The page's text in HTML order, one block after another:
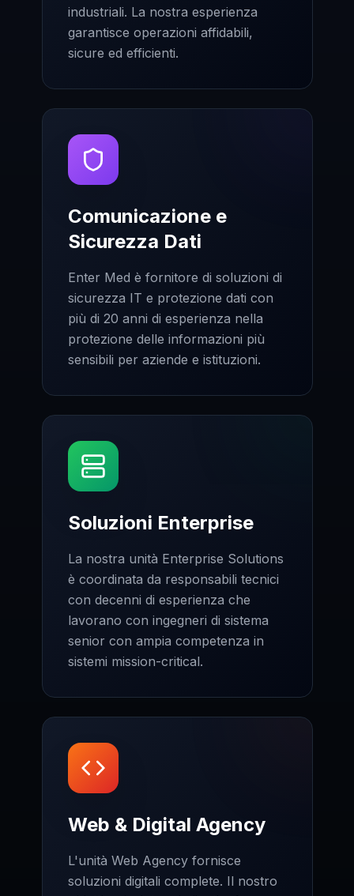
industriali. La nostra esperienza
garantisce operazioni affidabili,
sicure ed efficienti.
Comunicazione e
Sicurezza Dati
Enter Med è fornitore di soluzioni di
sicurezza IT e protezione dati con
più di 20 anni di esperienza nella
protezione delle informazioni più
sensibili per aziende e istituzioni.
Soluzioni Enterprise
La nostra unità Enterprise Solutions
è coordinata da responsabili tecnici
con decenni di esperienza che
lavorano con ingegneri di sistema
senior con ampia competenza in
sistemi mission-critical.
Web & Digital Agency
L'unità Web Agency fornisce
soluzioni digitali complete. Il nostro